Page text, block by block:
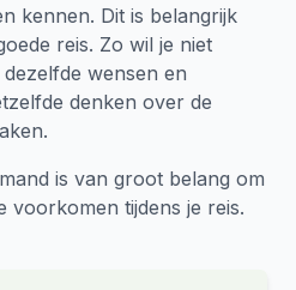
kennen. Dit is belangrijk
reis. Zo wil je niet
wensen en
denken over de
is van groot belang om
voorkomen tijdens je reis.